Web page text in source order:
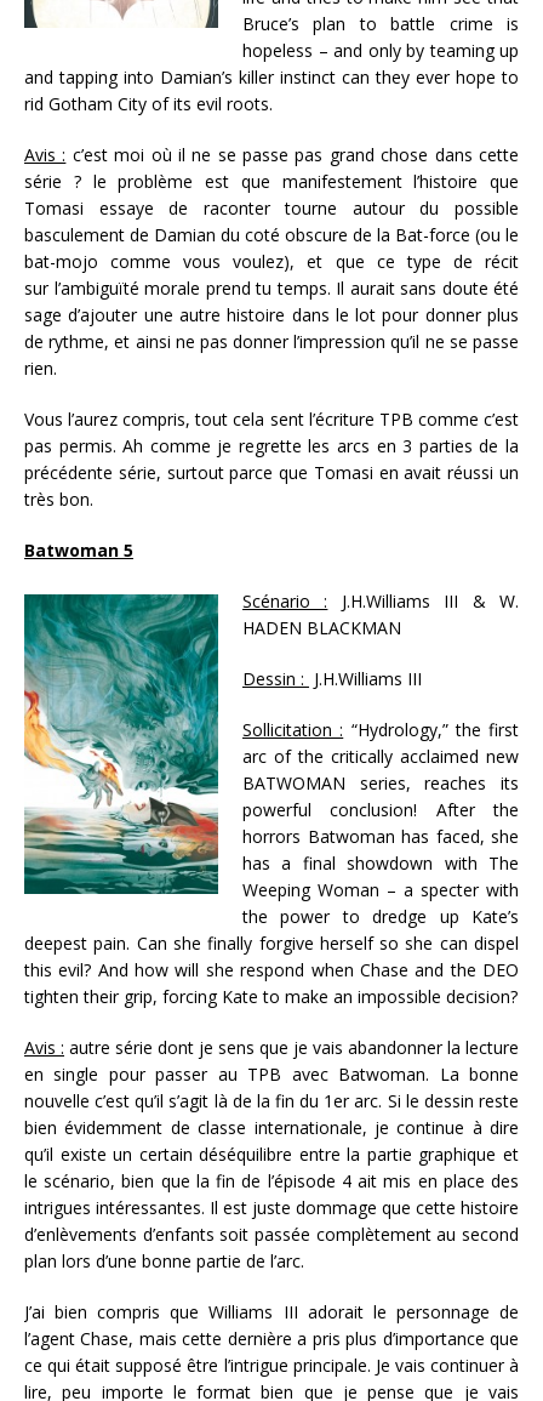
Bruce’s plan to battle crime is
hopeless – and only by teaming up
and tapping into Damian’s killer instinct can they ever hope to
rid Gotham City of its evil roots.
Avis : c’est moi où il ne se passe pas grand chose dans cette
série ? le problème est que manifestement l’histoire que
Tomasi essaye de raconter tourne autour du possible
basculement de Damian du coté obscure de la Bat-force (ou le
bat-mojo comme vous voulez), et que ce type de récit
sur l’ambiguïté morale prend tu temps. Il aurait sans doute été
sage d’ajouter une autre histoire dans le lot pour donner plus
de rythme, et ainsi ne pas donner l’impression qu’il ne se passe
rien.
Vous l’aurez compris, tout cela sent l’écriture TPB comme c’est
pas permis. Ah comme je regrette les arcs en 3 parties de la
précédente série, surtout parce que Tomasi en avait réussi un
très bon.
Batwoman 5
Scénario : J.H.Williams III & W.
HADEN BLACKMAN
Dessin : J.H.Williams III
Sollicitation : “Hydrology,” the first
arc of the critically acclaimed new
BATWOMAN series, reaches its
powerful conclusion! After the
horrors Batwoman has faced, she
has a final showdown with The
Weeping Woman – a specter with
the power to dredge up Kate’s
deepest pain. Can she finally forgive herself so she can dispel
this evil? And how will she respond when Chase and the DEO
tighten their grip, forcing Kate to make an impossible decision?
Avis : autre série dont je sens que je vais abandonner la lecture
en single pour passer au TPB avec Batwoman. La bonne
nouvelle c’est qu’il s’agit là de la fin du 1er arc. Si le dessin reste
bien évidemment de classe internationale, je continue à dire
qu’il existe un certain déséquilibre entre la partie graphique et
le scénario, bien que la fin de l’épisode 4 ait mis en place des
intrigues intéressantes. Il est juste dommage que cette histoire
d’enlèvements d’enfants soit passée complètement au second
plan lors d’une bonne partie de l’arc.
J’ai bien compris que Williams III adorait le personnage de
l’agent Chase, mais cette dernière a pris plus d’importance que
ce qui était supposé être l’intrigue principale. Je vais continuer à
lire, peu importe le format bien que je pense que je vais